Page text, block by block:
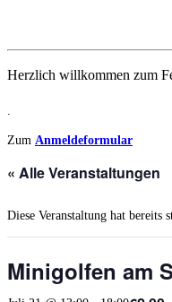
Herzlich willkommen zum
Zum Anmeldeformular
« Alle Veranstaltungen
Diese Veranstaltung hat bereits
Minigolfen am